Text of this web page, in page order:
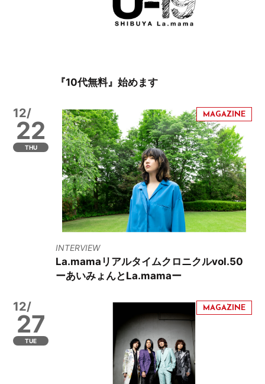
『10代無料』始めます
12/
22
THU
INTERVIEW
La.mamaリアルタイムクロニクルvol.50
ーあいみょんとLa.mamaー
12/
27
TUE